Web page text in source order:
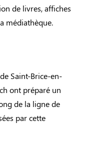
de livres, affiches
médiathèque.
Saint-Brice-en-
ont préparé un
de la ligne de
par cette